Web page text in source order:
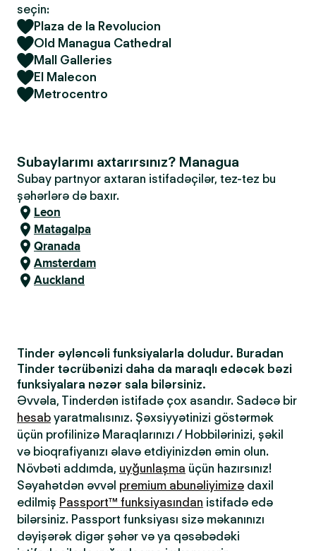
seçin:
Plaza de la Revolucion
Old Managua Cathedral
Mall Galleries
El Malecon
Metrocentro
Subaylarımı axtarırsınız? Managua
Subay partnyor axtaran istifadəçilər, tez-tez bu
şəhərlərə də baxır.
Leon
Matagalpa
Qranada
Amsterdam
Auckland
Tinder əyləncəli funksiyalarla doludur. Buradan
Tinder təcrübənizi daha da maraqlı edəcək bəzi
funksiyalara nəzər sala bilərsiniz.
Əvvəla, Tinderdən istifadə çox asandır. Sadəcə bir
hesab yaratmalısınız. Şəxsiyyətinizi göstərmək
üçün profilinizə Maraqlarınızı / Hobbilərinizi, şəkil
və bioqrafiyanızı əlavə etdiyinizdən əmin olun.
Növbəti addımda, uyğunlaşma üçün hazırsınız!
Səyahətdən əvvəl premium abunəliyimizə daxil
edilmiş Passport™ funksiyasından istifadə edə
bilərsiniz. Passport funksiyası sizə məkanınızı
dəyişərək digər şəhər və ya qəsəbədəki